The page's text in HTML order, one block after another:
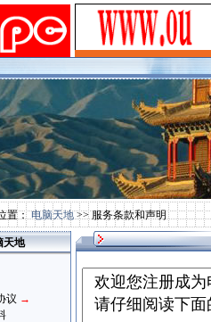
置：电脑天地>> 服务条款和声明
天地
议 →